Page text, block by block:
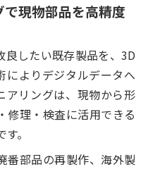
現物部品を高精度
したい既存製品を、3D
によりデジタルデータへ
アリングは、現物から形
修理・検査に活用できる
。
番部品の再製作、海外製